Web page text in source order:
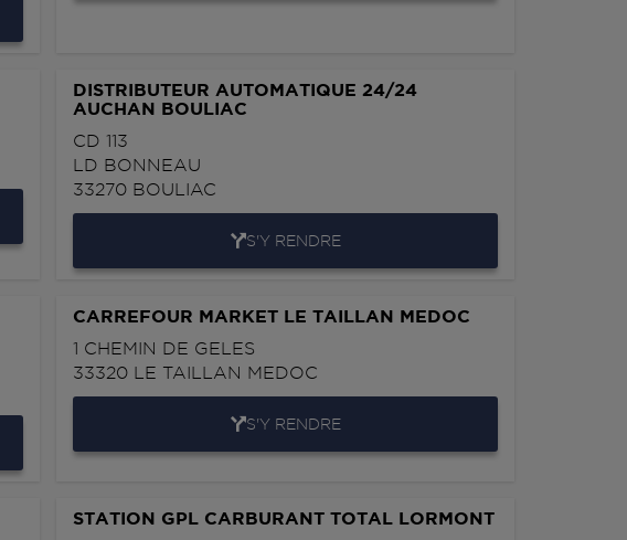
DISTRIBUTEUR AUTOMATIQUE 24/24
AUCHAN BOULIAC
CD 113
LD BONNEAU
33270 BOULIAC
S'Y RENDRE
CARREFOUR MARKET LE TAILLAN MEDOC
1 CHEMIN DE GELES
33320 LE TAILLAN MEDOC
S'Y RENDRE
STATION GPL CARBURANT TOTAL LORMONT